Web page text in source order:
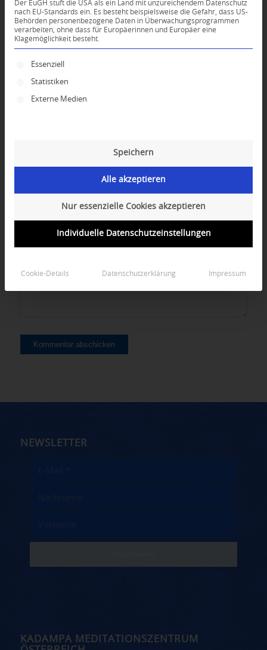
0
Dein Kommentar
An Diskussion beteiligen?
Hinterlassen Sie uns Ihren Kommentar!
NEWSLETTER
KADAMPA MEDITATIONSZENTRUM
Der EuGH stuft die USA als ein Land mit unzureichendem Datenschutz
nach EU-Standards ein. Es besteht beispielsweise die Gefahr, dass US-
Behörden personenbezogene Daten in Überwachungsprogrammen
verarbeiten, ohne dass für Europäerinnen und Europäer eine
Klagemöglichkeit besteht.
Es folgt eine Liste der Service-Gruppen, für die
Essenziell
Statistiken
Externe Medien
Speichern
Alle akzeptieren
Nur essenzielle Cookies akzeptieren
Individuelle Datenschutzeinstellungen
Cookie-Details Datenschutzerklärung Impressum